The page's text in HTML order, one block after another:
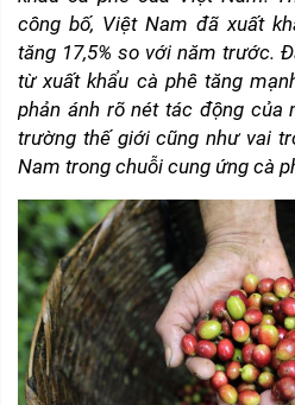
công bố, Việt Nam đã xuất
tăng 17,5% so với năm trước.
từ xuất khẩu cà phê tăng
phản ánh rõ nét tác động của
trường thế giới cũng như vai
Nam trong chuỗi cung ứng cà